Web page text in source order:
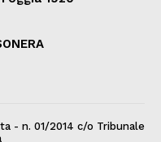
- n. 01/2014 c/o Tribunale